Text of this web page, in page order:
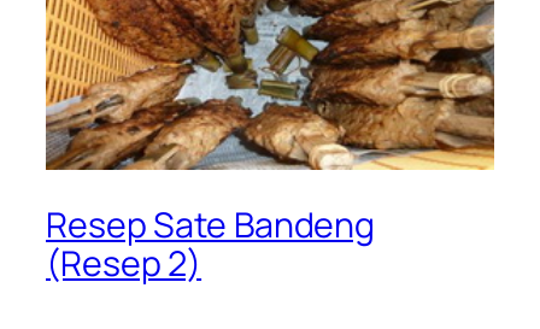
Resep Sate Bandeng
(Resep 2)